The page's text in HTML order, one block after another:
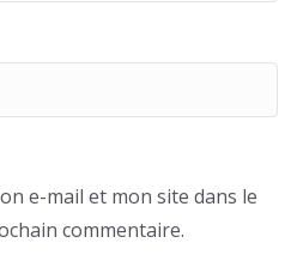
e-mail et mon site dans le
commentaire.